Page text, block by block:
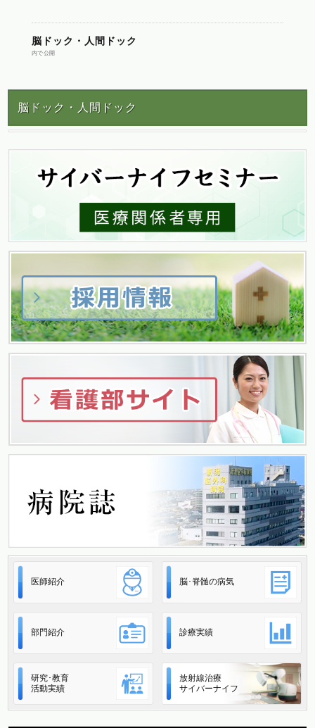
投
稿
ナ
ビ
ー
シ
ョ
ン
脳ドック・人間ドック
内で公開
脳ドック・人間ドック
医師紹介 脳･脊髄の病気
部門紹介 診療実績
研究･教育
活動実績
放射線治療
サイバーナイフ